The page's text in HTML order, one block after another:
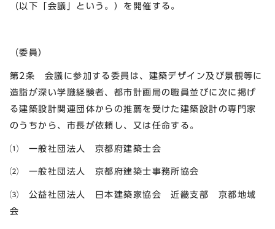
（以下「会議」という。）を開催する。
（委員）
第2条 会議に参加する委員は、建築デザイン及び景観等に
造詣が深い学識経験者、都市計画局の職員並びに次に掲げ
る建築設計関連団体からの推薦を受けた建築設計の専門家
のうちから、市長が依頼し、又は任命する。
⑴ 一般社団法人 京都府建築士会
⑵ 一般社団法人 京都府建築士事務所協会
⑶ 公益社団法人 日本建築家協会 近畿支部 京都地域
会